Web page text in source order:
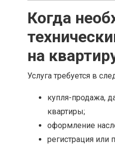
Когда
на
Услуга требуется в
купля-продажа,
квартиры;
оформление
регистрация или